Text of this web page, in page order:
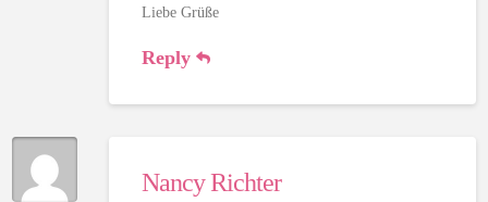
Liebe Grüße
Reply
Nancy Richter